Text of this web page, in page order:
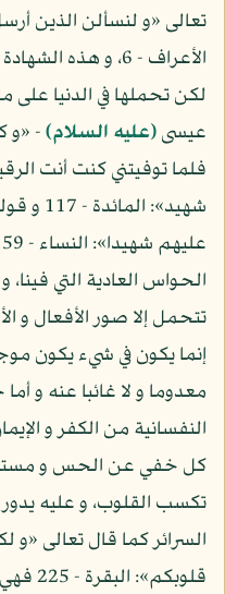
تعالى «و لنسألن الذين
الأعراف - 6، و هذه
لكن تحملها في الدنيا
عيسى(عليه السلام)- «و
فلما توفيتني كنت أنت
شهيد»:
الحواس العادية التي فينا،
تتحمل إلا صور الأفعال و
إنما يكون في شيء يكون
معدوما و لا غائبا عنه و
النفسانية من الكفر و
كل خفي عن الحس و
تكسب القلوب، و عليه
السرائر كما قال تعالى